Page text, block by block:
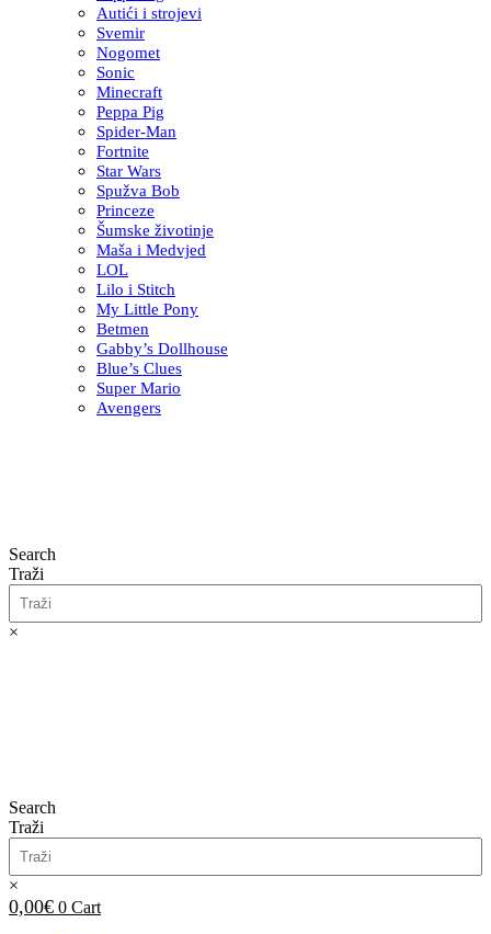
Autići i strojevi
Svemir
Nogomet
Sonic
Minecraft
Peppa Pig
Spider-Man
Fortnite
Star Wars
Spužva Bob
Princeze
Šumske životinje
Maša i Medvjed
LOL
Lilo i Stitch
My Little Pony
Betmen
Gabby’s Dollhouse
Blue’s Clues
Super Mario
Avengers
Search
Traži
×
Search
Traži
×
0,00€ 0 Cart